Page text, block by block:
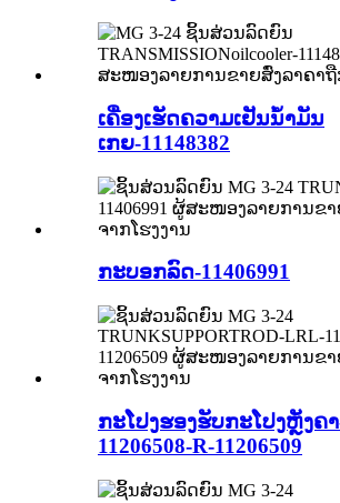
ເຄື່ອງເຮັດຄວາມເຢັນນ້ຳມັນ
ເກຍ-11148382
ກະບອກລົດ-11406991
ກະໂປງຮອງຮັບກະໂປງຫຼັງຄ
11206508-R-11206509